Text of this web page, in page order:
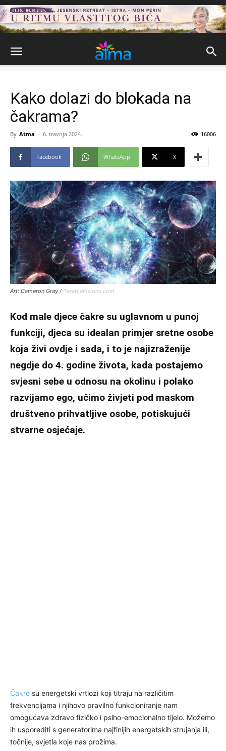
Kako dolazi do blokada na
čakrama?
By Atma - 6. travnja 2024. 16006
Facebook WhatsApp X
Art: Cameron Gray /ParableVisions.com
Kod male djece čakre su uglavnom u punoj
funkciji, djeca su idealan primjer sretne osobe
koja živi ovdje i sada, i to je najizraženije
negdje do 4. godine života, kada postajemo
svjesni sebe u odnosu na okolinu i polako
razvijamo ego, učimo živjeti pod maskom
društveno prihvatljive osobe, potiskujući
stvarne osjećaje.
Čakre su energetski vrtlozi koji titraju na različitim
frekvencijama i njihovo pravilno funkcioniranje nam
omogućava zdravo fizičko i psiho-emocionalno tijelo. Možemo
ih usporediti s generatorima najfinijih energetskih strujanja ili,
točnije, svjetla koje nas prožima.